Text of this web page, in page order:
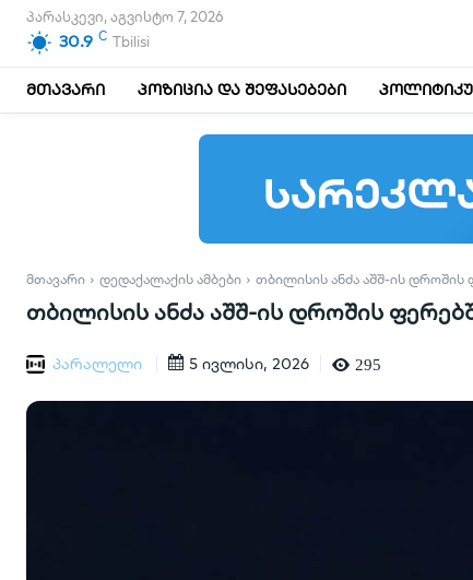
პარასკევი, აგვისტო 7, 2026
30.9 C Tbilisi
მთავარი პოზიცია და შეფასებები
ᲛᲗᲐᲕᲐᲠᲘ ᲓᲔᲓᲐᲥᲐᲚᲐᲥᲘᲡ ᲐᲛᲑᲔᲑᲘ ᲗᲑᲘᲚᲘᲡᲘᲡ ᲐᲜᲫᲐ ᲐᲨᲨ-ᲘᲡ ᲓᲠᲝᲨᲘᲡ
თბილისის ანძა აშშ-ის დროშის
პარალელი 5 ივლისი, 2026 295